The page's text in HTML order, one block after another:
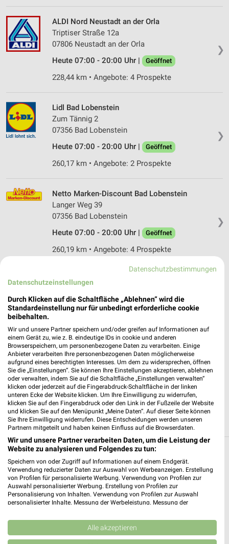
❯
ALDI Nord Neustadt an der Orla
Triptiser Straße 12a
07806 Neustadt an der Orla
Heute 07:00 - 20:00 Uhr |
Geöffnet
228,44 km • Angebote: 4 Prospekte
❯
Lidl Bad Lobenstein
Zum Tännig 2
07356 Bad Lobenstein
Heute 07:00 - 20:00 Uhr |
Geöffnet
260,17 km • Angebote: 2 Prospekte
❯
Netto Marken-Discount Bad Lobenstein
Langer Weg 39
07356 Bad Lobenstein
Heute 07:00 - 20:00 Uhr |
Geöffnet
260,19 km • Angebote: 4 Prospekte
Netto Marken-Discount Triptis
07819 Triptis
224,49 km • Angebote: 4 Prospekte
NORMA Neustadt/Orla
Rodaer Str. 38
07806 Neustadt/Orla
Heute 07:00 - 20:00 Uhr | Geöffnet
228,62 km • Angebote: 5 Prospekte
Discounter Angebote und Prospekte für
Schleiz
16 Prospekte
Datenschutzbestimmungen
Datenschutzeinstellungen
Durch Klicken auf die Schaltfläche „Ablehnen“ wird die
Standardeinstellung nur für unbedingt erforderliche cookie
beibehalten.
Wir und unsere Partner speichern und/oder greifen auf Informationen auf
einem Gerät zu, wie z. B. eindeutige IDs in cookie und anderen
Browserspeichern, um personenbezogene Daten zu verarbeiten. Einige
Anbieter verarbeiten Ihre personenbezogenen Daten möglicherweise
aufgrund eines berechtigten Interesses. Um dem zu widersprechen, öffnen
Sie die „Einstellungen“. Sie können Ihre Einstellungen akzeptieren, ablehnen
oder verwalten, indem Sie auf die Schaltfläche „Einstellungen verwalten“
klicken oder jederzeit auf die Fingerabdruck-Schaltfläche in der linken
unteren Ecke der Website klicken. Um Ihre Einwilligung zu widerrufen,
klicken Sie auf den Fingerabdruck oder den Link in der Fußzeile der Website
und klicken Sie auf den Menüpunkt „Meine Daten“. Auf dieser Seite können
Sie Ihre Einwilligung widerrufen. Diese Entscheidungen werden unseren
Partnern mitgeteilt und haben keinen Einfluss auf die Browserdaten.
Wir und unsere Partner verarbeiten Daten, um die Leistung der
Website zu analysieren und Folgendes zu tun:
Speichern von oder Zugriff auf Informationen auf einem Endgerät.
Verwendung reduzierter Daten zur Auswahl von Werbeanzeigen. Erstellung
von Profilen für personalisierte Werbung. Verwendung von Profilen zur
Auswahl personalisierter Werbung. Erstellung von Profilen zur
Personalisierung von Inhalten. Verwendung von Profilen zur Auswahl
personalisierter Inhalte. Messung der Werbeleistung. Messung der
Kombinationen von Daten aus verschiedenen Quellen. Entwicklung und
Verbesserung der Angebote. Verwendung reduzierter Daten zur Auswahl
von Inhalten.
Alle akzeptieren